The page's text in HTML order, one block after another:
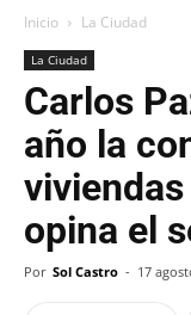
Inicio La Ciudad
La Ciudad
Carlos
año la
opina el
Por Sol Castro - 17